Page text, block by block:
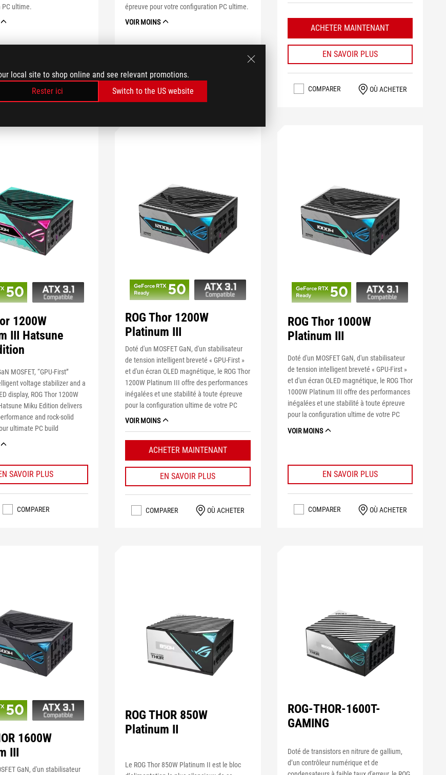
local site to shop online and see relevant promotions.
Rester ici
Switch to the US website
ultime.
OÙ ACHETER
épreuve pour votre configuration PC ultime.
VOIR MOINS
COMPARER
ACHETER MAINTENANT
EN SAVOIR PLUS
COMPARER OÙ ACHETER
1200W
III Hatsune
MOSFET, “GPU-First”
voltage stabilizer and a
display, ROG Thor 1200W
Miku Edition delivers
and rock-solid
ultimate PC build
SAVOIR PLUS
COMPARER
ROG Thor 1200W
Platinum III
Doté d'un MOSFET GaN, d'un stabilisateur
de tension intelligent breveté « GPU-First »
et d'un écran OLED magnétique, le ROG Thor
1200W Platinum III offre des performances
inégalées et une stabilité à toute épreuve
pour la configuration ultime de votre PC
VOIR MOINS
ACHETER MAINTENANT
EN SAVOIR PLUS
COMPARER OÙ ACHETER
ROG Thor 1000W
Platinum III
Doté d'un MOSFET GaN, d'un stabilisateur
de tension intelligent breveté « GPU-First »
et d'un écran OLED magnétique, le ROG Thor
1000W Platinum III offre des performances
inégalées et une stabilité à toute épreuve
pour la configuration ultime de votre PC
VOIR MOINS
EN SAVOIR PLUS
COMPARER OÙ ACHETER
1600W
III
GaN, d'un stabilisateur
ROG THOR 850W
Platinum II
Le ROG Thor 850W Platinum II est le bloc
ROG-THOR-1600T-
GAMING
Doté de transistors en nitrure de gallium,
d’un contrôleur numérique et de